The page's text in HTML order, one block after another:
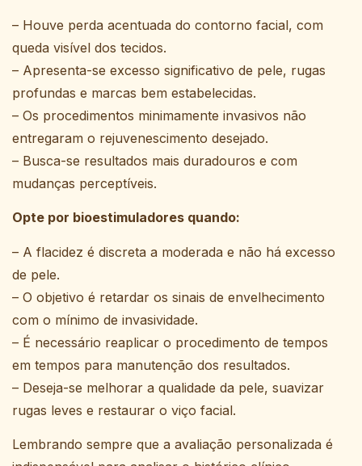
– Houve perda acentuada do contorno facial, com
queda visível dos tecidos.
– Apresenta-se excesso significativo de pele, rugas
profundas e marcas bem estabelecidas.
– Os procedimentos minimamente invasivos não
entregaram o rejuvenescimento desejado.
– Busca-se resultados mais duradouros e com
mudanças perceptíveis.
Opte por bioestimuladores quando:
– A flacidez é discreta a moderada e não há excesso
de pele.
– O objetivo é retardar os sinais de envelhecimento
com o mínimo de invasividade.
– É necessário reaplicar o procedimento de tempos
em tempos para manutenção dos resultados.
– Deseja-se melhorar a qualidade da pele, suavizar
rugas leves e restaurar o viço facial.
Lembrando sempre que a avaliação personalizada é